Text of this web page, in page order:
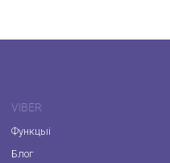
VIBER
Функцыі
Блог